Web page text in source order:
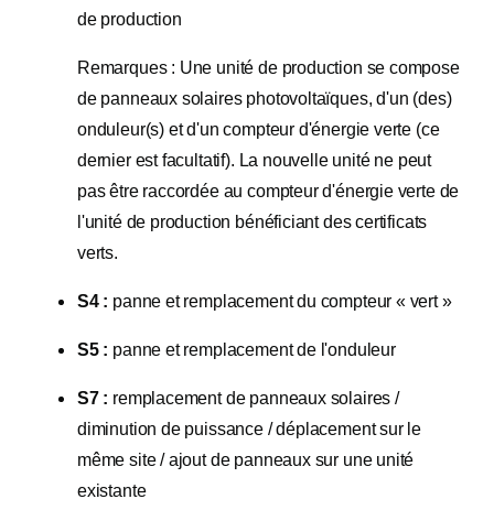
de production
Remarques : Une unité de production se compose
de panneaux solaires photovoltaïques, d'un (des)
onduleur(s) et d'un compteur d'énergie verte (ce
dernier est facultatif). La nouvelle unité ne peut
pas être raccordée au compteur d'énergie verte de
l'unité de production bénéficiant des certificats
verts.
S4 : panne et remplacement du compteur « vert »
S5 : panne et remplacement de l'onduleur
S7 : remplacement de panneaux solaires /
diminution de puissance / déplacement sur le
même site / ajout de panneaux sur une unité
existante